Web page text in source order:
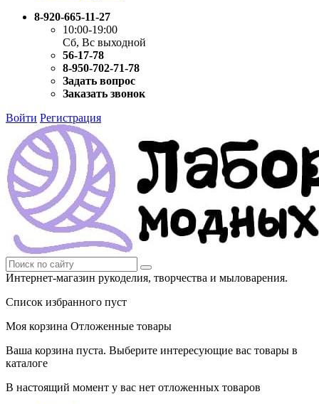
8-920-665-11-27
10:00-19:00
Сб, Вс выходной
56-17-78
8-950-702-71-78
Задать вопрос
Заказать звонок
Войти Регистрация
Интернет-магазин рукоделия, творчества и мыловарения.
Список избранного пуст
Моя корзина Отложенные товары
Ваша корзина пуста. Выберите интересующие вас товары в
каталоге
В настоящий момент у вас нет отложенных товаров